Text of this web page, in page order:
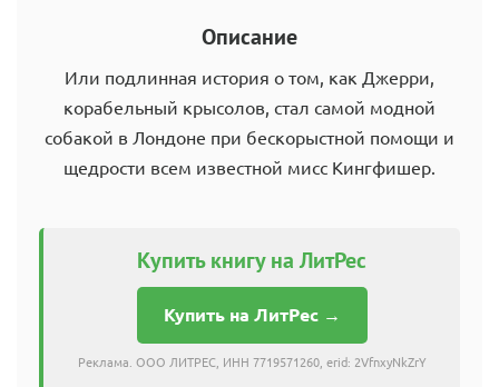
Описание
Или подлинная история о том, как Джерри,
корабельный крысолов, стал самой модной
собакой в Лондоне при бескорыстной помощи и
щедрости всем известной мисс Кингфишер.
Купить книгу на ЛитРес
Купить на ЛитРес →
Реклама. ООО ЛИТРЕС, ИНН 7719571260, erid: 2VfnxyNkZrY